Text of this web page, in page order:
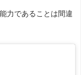
力であることは間違